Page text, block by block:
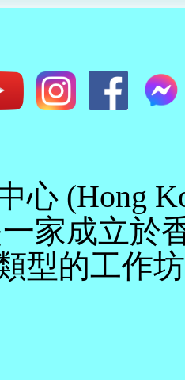
心 (Hong
家成立於
型的工作